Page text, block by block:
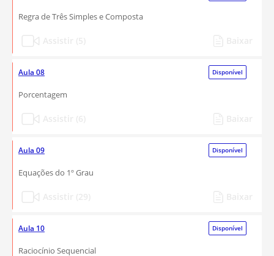
Regra de Três Simples e Composta
Aula 08 Disponível
Porcentagem
Aula 09 Disponível
Equações do 1º Grau
Aula 10 Disponível
Raciocínio Sequencial